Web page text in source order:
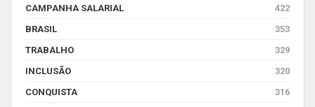
CAMPANHA SALARIAL
422
BRASIL
353
TRABALHO
329
INCLUSÃO
320
CONQUISTA
316